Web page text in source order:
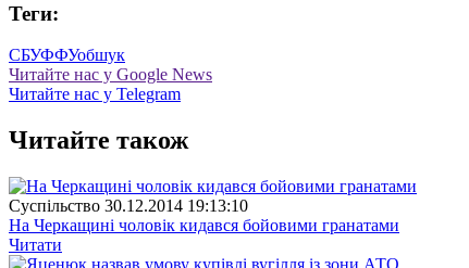
Теги:
СБУФФУобшук
Читайте нас у Google News
Читайте нас у Telegram
Читайте також
Суспiльство 30.12.2014 19:13:10
На Черкащині чоловік кидався бойовими гранатами
Читати